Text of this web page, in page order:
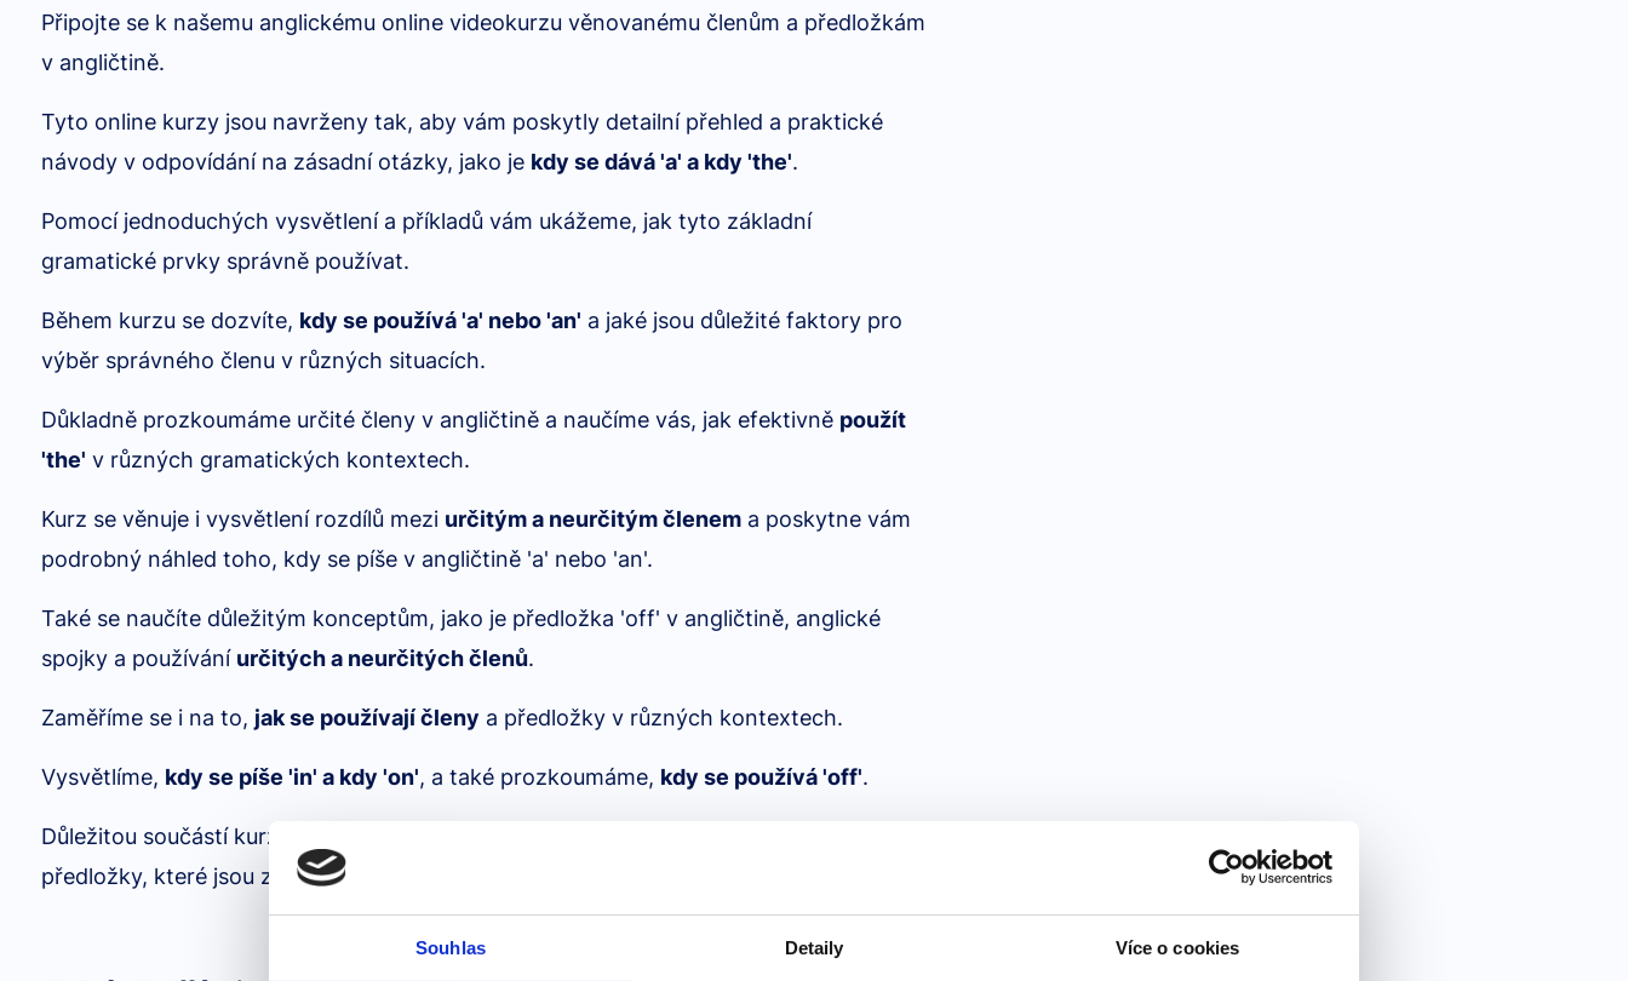
Souhlas Detaily Více o cookies
Připojte se k našemu anglickému online videokurzu věnovanému členům a předložkám
v angličtině.
Tyto online kurzy jsou navrženy tak, aby vám poskytly detailní přehled a praktické
návody v odpovídání na zásadní otázky, jako je kdy se dává 'a' a kdy 'the'.
Pomocí jednoduchých vysvětlení a příkladů vám ukážeme, jak tyto základní
gramatické prvky správně používat.
Během kurzu se dozvíte, kdy se používá 'a' nebo 'an' a jaké jsou důležité faktory pro
výběr správného členu v různých situacích.
Důkladně prozkoumáme určité členy v angličtině a naučíme vás, jak efektivně použít
'the' v různých gramatických kontextech.
Kurz se věnuje i vysvětlení rozdílů mezi určitým a neurčitým členem a poskytne vám
podrobný náhled toho, kdy se píše v angličtině 'a' nebo 'an'.
Také se naučíte důležitým konceptům, jako je předložka 'off' v angličtině, anglické
spojky a používání určitých a neurčitých členů.
Zaměříme se i na to, jak se používají členy a předložky v různých kontextech.
Vysvětlíme, kdy se píše 'in' a kdy 'on', a také prozkoumáme, kdy se používá 'off'.
Důležitou součástí kurzu jsou také předložky angličtina 'in', 'on', 'at' a časové
předložky, které jsou zásadní pro správné používání anglického jazyka.